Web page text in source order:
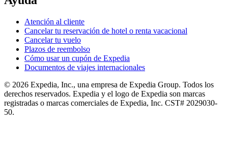
Atención al cliente
Cancelar tu reservación de hotel o renta vacacional
Cancelar tu vuelo
Plazos de reembolso
Cómo usar un cupón de Expedia
Documentos de viajes internacionales
© 2026 Expedia, Inc., una empresa de Expedia Group. Todos los
derechos reservados. Expedia y el logo de Expedia son marcas
registradas o marcas comerciales de Expedia, Inc. CST# 2029030-
50.